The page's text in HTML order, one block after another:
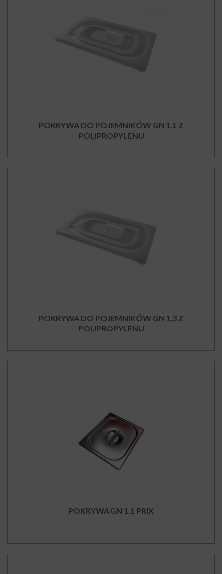
POKRYWA DO POJEMNIKÓW GN 1,1 Z
POLIPROPYLENU
POKRYWA DO POJEMNIKÓW GN 1,3 Z
POLIPROPYLENU
POKRYWA GN 1,1 PRIX